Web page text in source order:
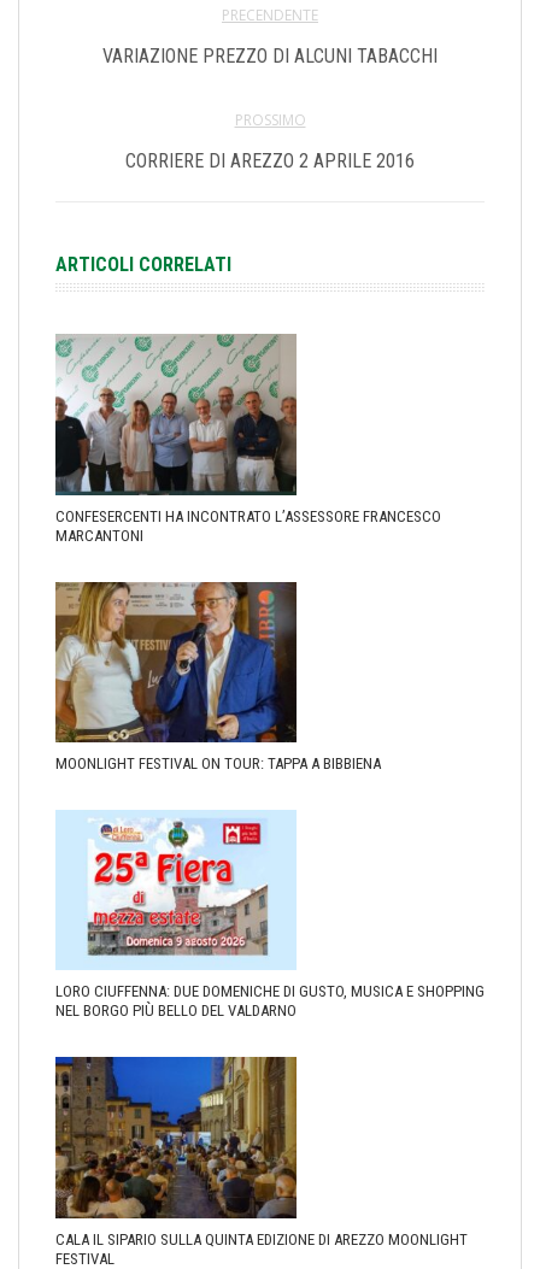
PRECENDENTE
VARIAZIONE PREZZO DI ALCUNI TABACCHI
PROSSIMO
CORRIERE DI AREZZO 2 APRILE 2016
ARTICOLI CORRELATI
CONFESERCENTI HA INCONTRATO L’ASSESSORE FRANCESCO
MARCANTONI
MOONLIGHT FESTIVAL ON TOUR: TAPPA A BIBBIENA
LORO CIUFFENNA: DUE DOMENICHE DI GUSTO, MUSICA E SHOPPING
NEL BORGO PIÙ BELLO DEL VALDARNO
CALA IL SIPARIO SULLA QUINTA EDIZIONE DI AREZZO MOONLIGHT
FESTIVAL